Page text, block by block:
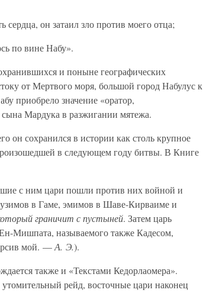
он затаил зло против моего отца;
по вине Набу».
и поныне географических
от Мертвого моря, большой город Набулус к
приобрело значение «оратор,
сына Мардука в разжигании мятежа.
он сохранился в истории как столь крупное
в следующем году битвы. В Книге
с ним цари пошли против них войной и
в Гаме, эмимов в Шаве-Кирваиме и
граничит с пустыней. Затем царь
Мишпата, называемого также Кадесом,
мой. —А. Э.).
также и «Текстами Кедорлаомера».
рейд, восточные цари наконец